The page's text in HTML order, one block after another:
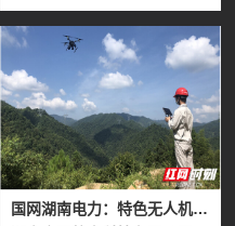
国网湖南电力：特色无人机自主巡检“样板间”全面落地